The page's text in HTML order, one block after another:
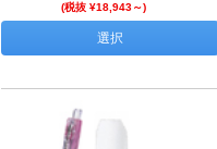
(税抜 ¥18,943～)
選択